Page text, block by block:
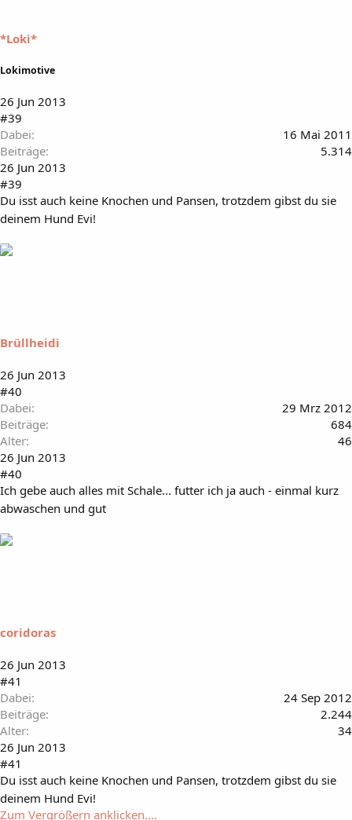
*Loki*
Lokimotive
26 Jun 2013
#39
Dabei
16 Mai 2011
Beiträge
5.314
26 Jun 2013
#39
Du isst auch keine Knochen und Pansen, trotzdem gibst du sie
deinem Hund Evi!
Brüllheidi
26 Jun 2013
#40
Dabei
29 Mrz 2012
Beiträge
684
Alter
46
26 Jun 2013
#40
Ich gebe auch alles mit Schale... futter ich ja auch - einmal kurz
abwaschen und gut
coridoras
26 Jun 2013
#41
Dabei
24 Sep 2012
Beiträge
2.244
Alter
34
26 Jun 2013
#41
Du isst auch keine Knochen und Pansen, trotzdem gibst du sie
deinem Hund Evi!
Zum Vergrößern anklicken....